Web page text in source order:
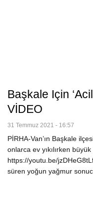
Başkale Için ‘Acil
VİDEO
31 Temmuz 2021 - 16:57
PİRHA-Van’ın Başkale
onlarca ev yıkılırken
https://youtu.be/
süren yoğun yağmur